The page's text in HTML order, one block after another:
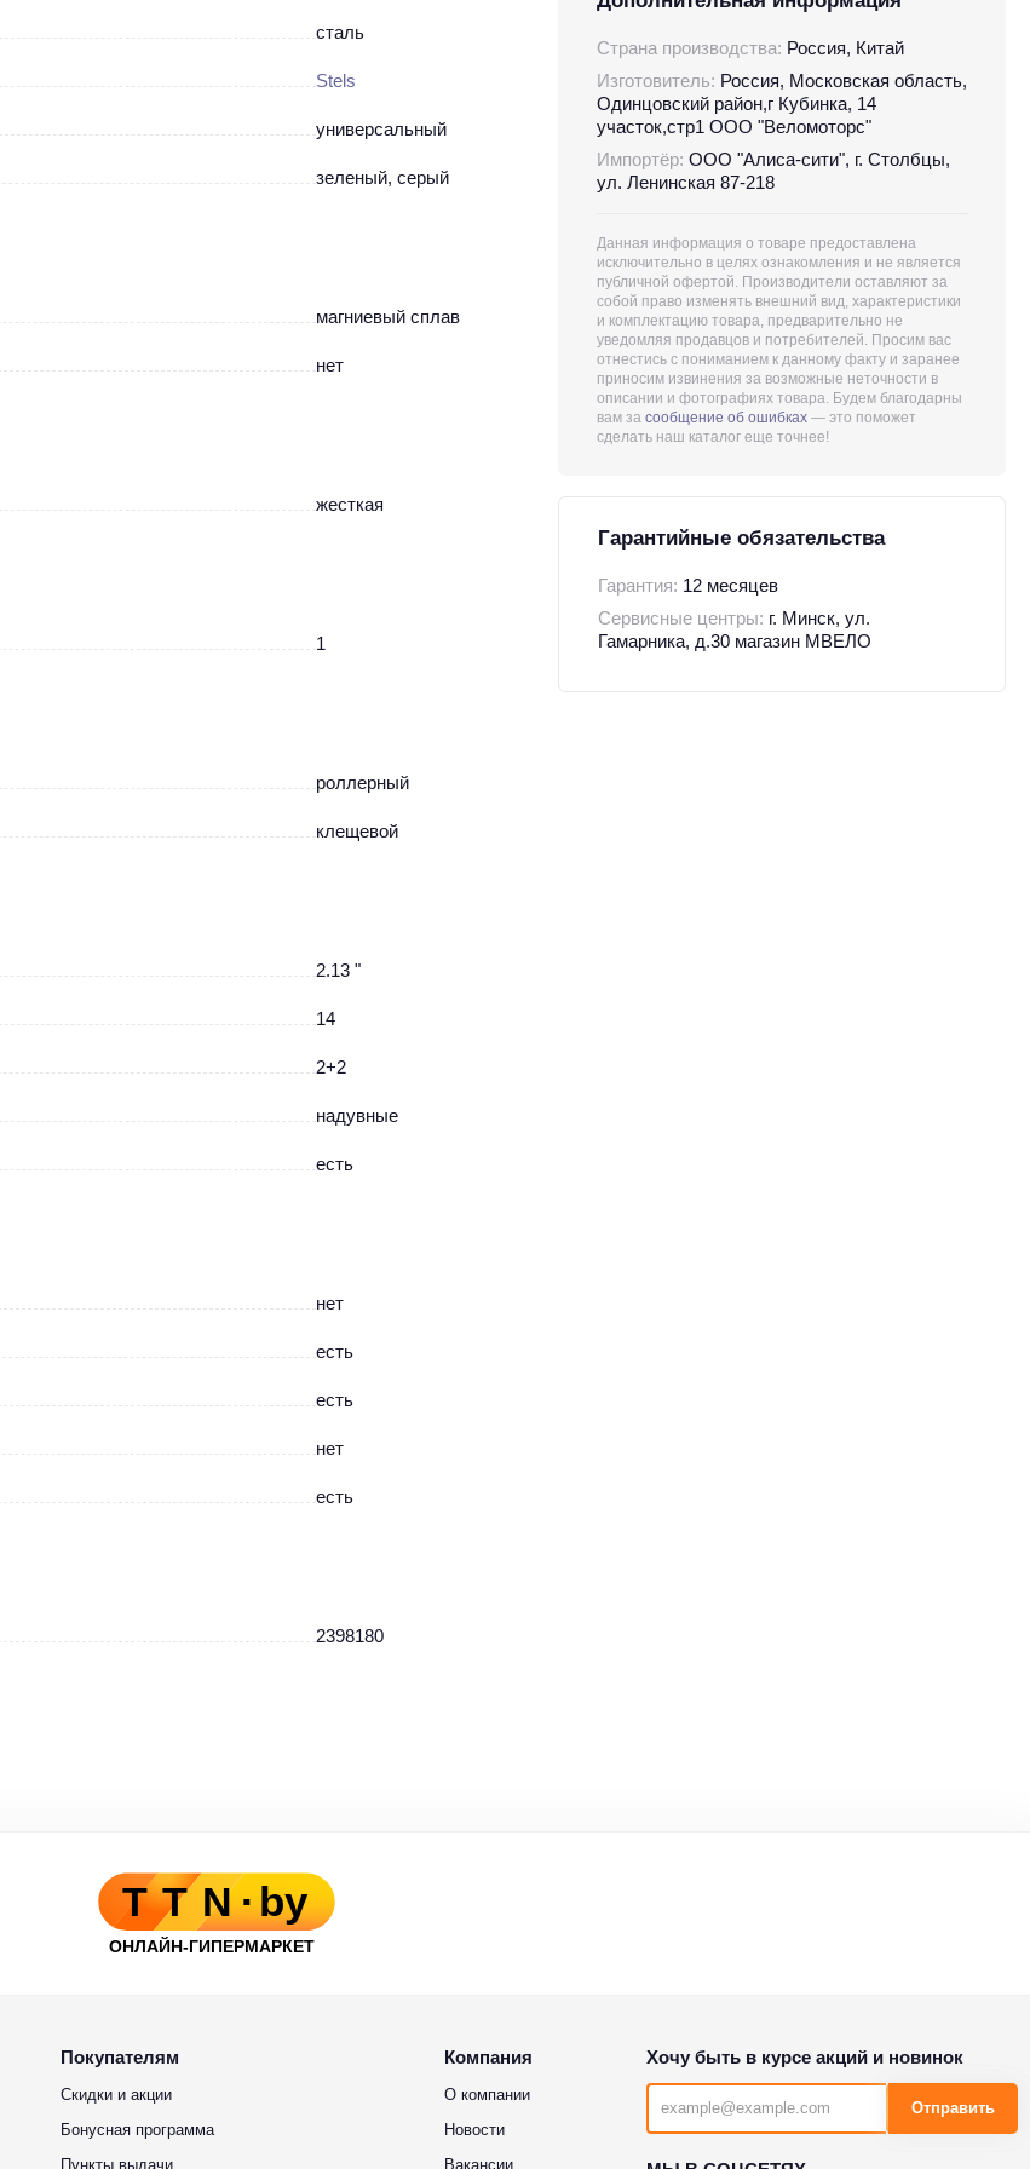
сталь
Stels
универсальный
зеленый, серый
магниевый сплав
нет
жесткая
1
роллерный
клещевой
2.13 "
14
2+2
надувные
есть
нет
есть
есть
нет
есть
2398180
Страна производства: Россия, Китай
Изготовитель: Россия, Московская область,
Одинцовский район,г Кубинка, 14
участок,стр1 ООО "Веломоторс"
Импортёр: ООО "Алиса-сити", г. Столбцы,
ул. Ленинская 87-218
Данная информация о товаре предоставлена
исключительно в целях ознакомления и не является
публичной офертой. Производители оставляют за
собой право изменять внешний вид, характеристики
и комплектацию товара, предварительно не
уведомляя продавцов и потребителей. Просим вас
отнестись с пониманием к данному факту и заранее
приносим извинения за возможные неточности в
описании и фотографиях товара. Будем благодарны
вам за сообщение об ошибках — это поможет
сделать наш каталог еще точнее!
Гарантийные обязательства
Гарантия: 12 месяцев
Сервисные центры: г. Минск, ул.
Гамарника, д.30 магазин МВЕЛО
Покупателям
Скидки и акции
Бонусная программа
Пункты выдачи
Компания
О компании
Новости
Вакансии
Хочу быть в курсе акций и новинок
Отправить